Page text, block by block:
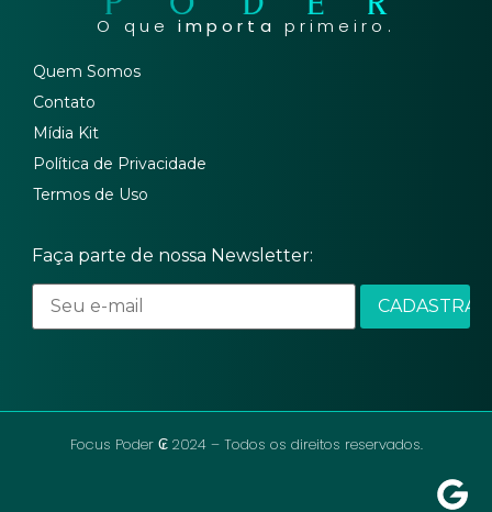
O que importa primeiro.
Quem Somos
Contato
Mídia Kit
Política de Privacidade
Termos de Uso
Faça parte de nossa Newsletter:
Focus Poder ₢ 2024 – Todos os direitos reservados.